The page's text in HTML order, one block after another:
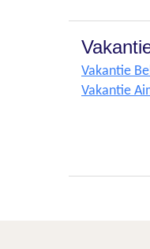
Vakantie
Vakantie